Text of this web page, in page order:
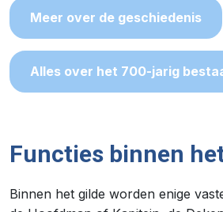
Meer over de geschiedenis
Alles over het 700-jarig
Functies binnen
Binnen het gilde worden enige